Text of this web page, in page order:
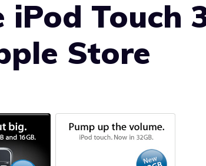
iPod Touch
Store